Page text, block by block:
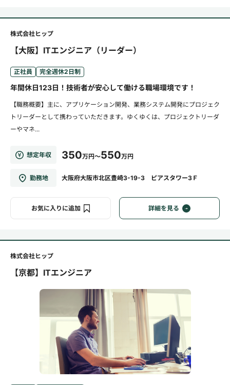
株式会社ヒップ
【大阪】ITエンジニア（リーダー）
正社員 完全週休2日制
年間休日123日！技術者が安心して働ける職場環境です！
【職務概要】主に、アプリケーション開発、業務システム開発にプロジェク
トリーダーとして携わっていただきます。ゆくゆくは、プロジェクトリーダ
ーやマネ...
想定年収 350万円～550万円
勤務地 大阪府大阪市北区豊崎3-19-3 ピアスタワー3Ｆ
お気に入りに追加 詳細を見る
株式会社ヒップ
【京都】ITエンジニア